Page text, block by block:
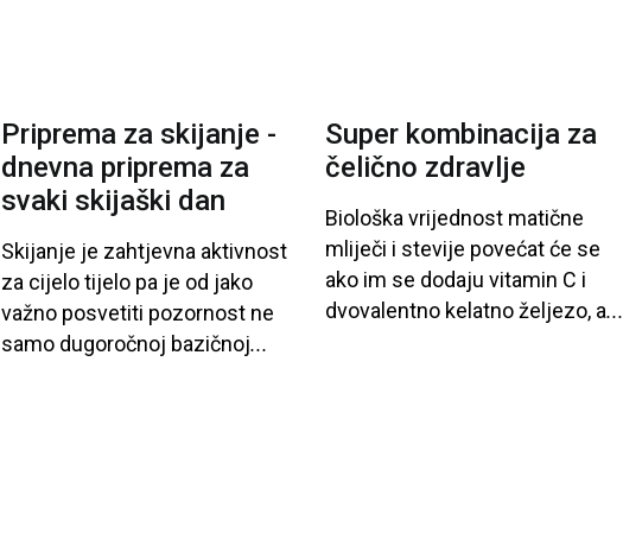
Priprema za skijanje -
dnevna priprema za
svaki skijaški dan
Skijanje je zahtjevna aktivnost
za cijelotijelo pa je od jako
važno posvetiti pozornost ne
samo dugoročnoj bazičnoj...
Super kombinacija za
čelično zdravlje
Biološka vrijednost matične
mliječi i stevije povećatće se
ako im se dodaju vitamin C i
dvovalentno kelatnoželjezo, a...